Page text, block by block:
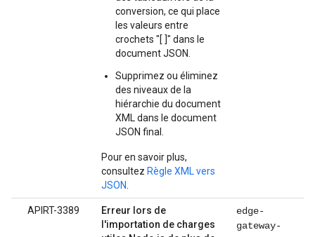
conversion, ce qui place
les valeurs entre
crochets "[ ]" dans le
document JSON.
Supprimez ou éliminez
des niveaux de la
hiérarchie du document
XML dans le document
JSON final.
Pour en savoir plus,
consultez Règle XML vers
JSON
APIRT-3389
Erreur lors de
l'importation de charges
edge-
gateway-